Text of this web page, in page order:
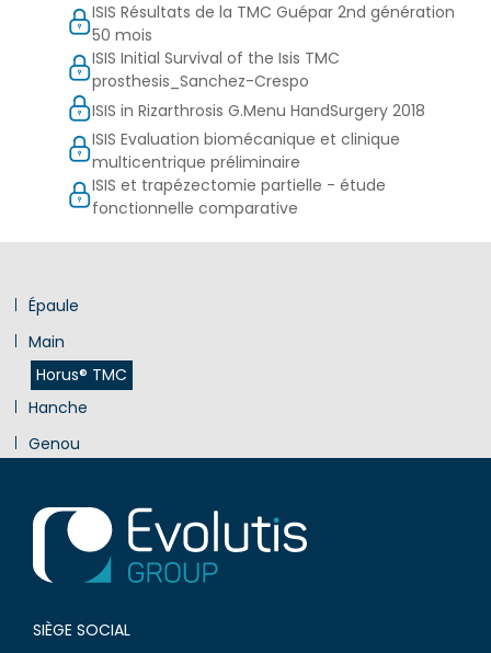
Épaule
Main
Horus® TMC
Hanche
Genou
ISIS Résultats de la TMC Guépar 2nd génération
50 mois
ISIS Initial Survival of the Isis TMC
prosthesis_Sanchez-Crespo
ISIS in Rizarthrosis G.Menu HandSurgery 2018
ISIS Evaluation biomécanique et clinique
multicentrique préliminaire
ISIS et trapézectomie partielle - étude
fonctionnelle comparative
SIÈGE SOCIAL